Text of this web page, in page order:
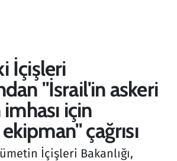
İçişleri
"İsrail'in askeri
imhası için
çağrısı
İçişleri Bakanlığı,